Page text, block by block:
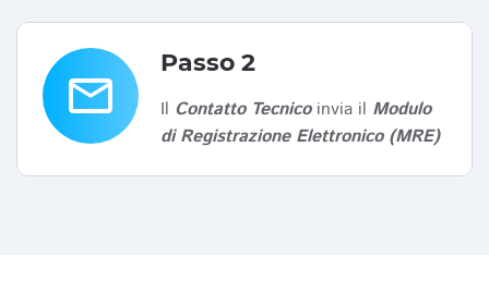
email
Passo 2
Il Contatto Tecnicoinvia il Modulo
di Registrazione Elettronico (MRE)